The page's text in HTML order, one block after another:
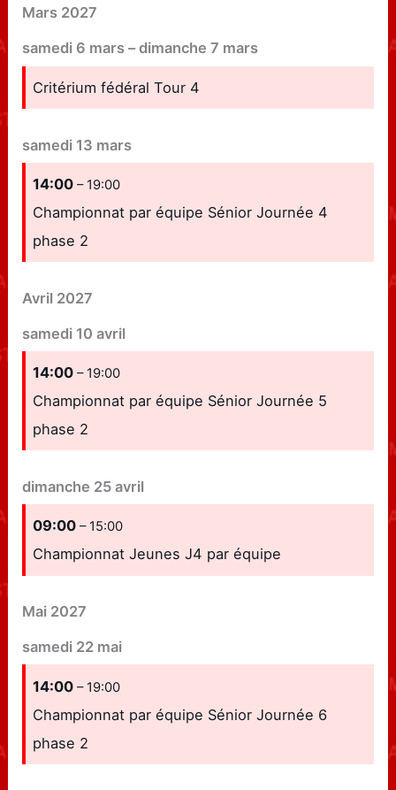
Mars 2027
samedi 6 mars –dimanche 7 mars
Critérium fédéral Tour 4
samedi 13 mars
14:00– 19:00
Championnat par équipe Sénior Journée 4
phase 2
Avril 2027
samedi 10 avril
14:00– 19:00
Championnat par équipe Sénior Journée 5
phase 2
dimanche 25 avril
09:00– 15:00
Championnat Jeunes J4 par équipe
Mai 2027
samedi 22 mai
14:00– 19:00
Championnat par équipe Sénior Journée 6
phase 2